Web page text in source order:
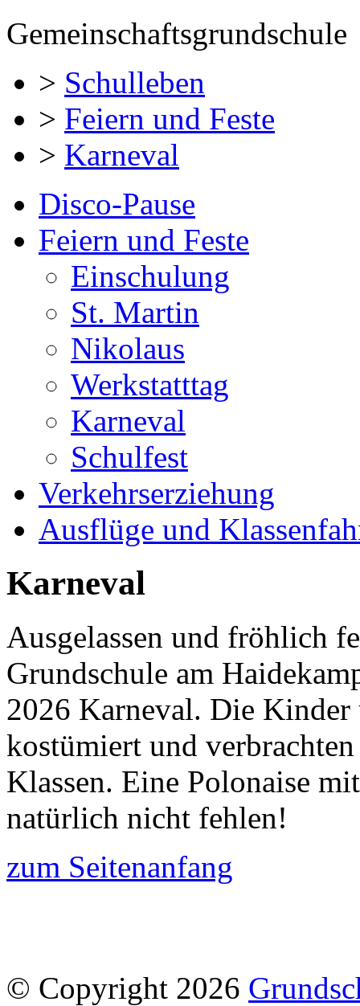
Gemeinschaftsgrundschule
> Schulleben
> Feiern und Feste
> Karneval
Disco-Pause
Feiern und Feste
Einschulung
St. Martin
Nikolaus
Werkstatttag
Karneval
Schulfest
Verkehrserziehung
Ausflüge und
Karneval
Ausgelassen und fröhlich
Grundschule am
2026 Karneval. Die
kostümiert und
Klassen. Eine Polonaise
natürlich nicht fehlen!
zum Seitenanfang
© Copyright 2026